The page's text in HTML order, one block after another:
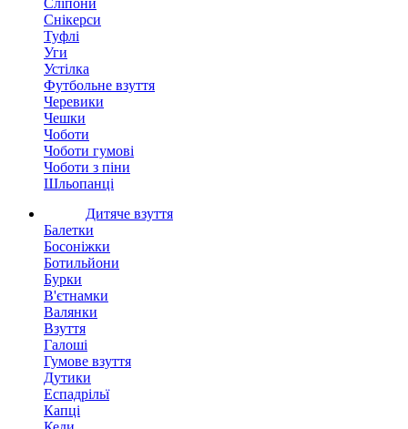
Сліпони
Снікерси
Туфлі
Уги
Устілка
Футбольне взуття
Черевики
Чешки
Чоботи
Чоботи гумові
Чоботи з піни
Шльопанці
Дитяче взуття
Балетки
Босоніжки
Ботильйони
Бурки
В'єтнамки
Валянки
Взуття
Галоші
Гумове взуття
Дутики
Еспадрільї
Капці